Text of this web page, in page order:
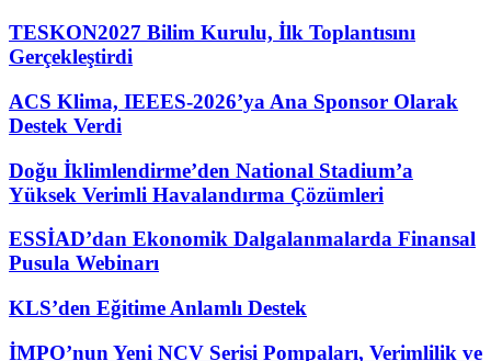
TESKON2027 Bilim Kurulu, İlk Toplantısını
Gerçekleştirdi
ACS Klima, IEEES-2026’ya Ana Sponsor Olarak
Destek Verdi
Doğu İklimlendirme’den National Stadium’a
Yüksek Verimli Havalandırma Çözümleri
ESSİAD’dan Ekonomik Dalgalanmalarda Finansal
Pusula Webinarı
KLS’den Eğitime Anlamlı Destek
İMPO’nun Yeni NCV Serisi Pompaları, Verimlilik ve